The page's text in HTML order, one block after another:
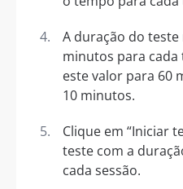
A duração do
minutos para
este valor para 60
10 minutos.
Clique em “Iniciar
teste com a
cada sessão.